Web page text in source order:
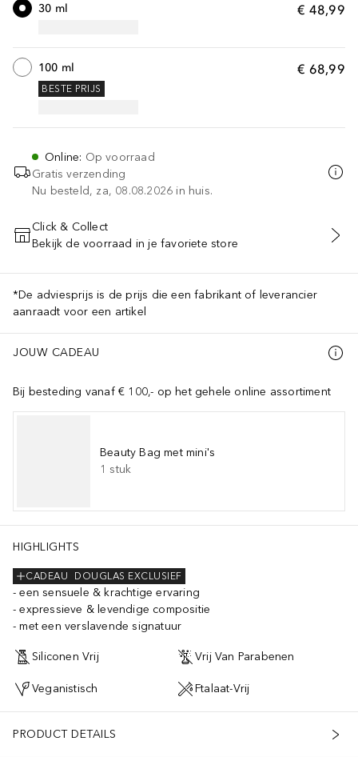
€ 48,99
30 ml
€ 68,99
100 ml
BESTE PRIJS
Online: Op voorraad
Gratis verzending
Nu besteld, za, 08.08.2026 in huis.
VOEG TOE AAN WINKELMANDJE
Click & Collect
Bekijk de voorraad in je favoriete store
*De adviesprijs is de prijs die een fabrikant of leverancier
aanraadt voor een artikel
JOUW CADEAU
Bij besteding vanaf € 100,- op het gehele online assortiment
Beauty Bag met mini's
1 stuk
HIGHLIGHTS
DOUGLAS EXCLUSIEF
CADEAU
een sensuele & krachtige ervaring
expressieve & levendige compositie
met een verslavende signatuur
Siliconen Vrij Vrij Van Parabenen
Veganistisch Ftalaat-Vrij
PRODUCT DETAILS